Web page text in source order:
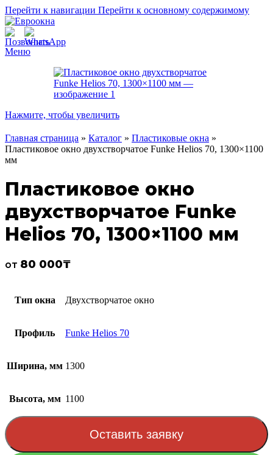
Перейти к навигации Перейти к основному содержимому
Меню
Нажмите, чтобы увеличить
Главная страница » Каталог » Пластиковые окна »
Пластиковое окно двухстворчатое Funke Helios 70, 1300×1100
мм
Пластиковое окно
двухстворчатое Funke
Helios 70, 1300×1100 мм
от 80 000₸
Тип окна Двухстворчатое окно
Профиль Funke Helios 70
Ширина, мм 1300
Высота, мм 1100
Оставить заявку